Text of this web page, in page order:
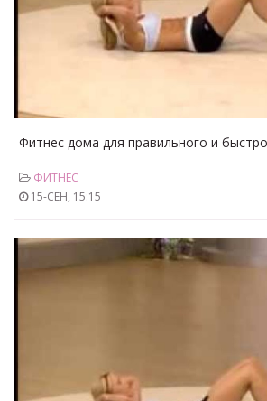
Фитнес дома для правильного и
ФИТНЕС
15-СЕН, 15:15